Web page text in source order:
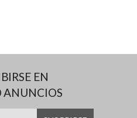
EN
ANUNCIOS